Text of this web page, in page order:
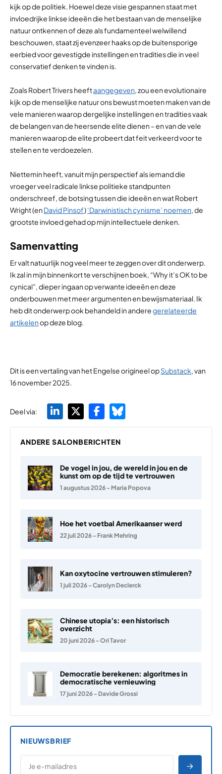
kijk op de politiek. Hoewel deze visie gespannen staat met
invloedrijke linkse ideeën die het bestaan van de menselijke
natuur ontkennen of deze als fundamenteel welwillend
beschouwen, staat zij evenzeer haaks op de buitensporige
eerbied voor gevestigde instellingen en tradities die in veel
conservatief denken te vinden is.
Zoals Robert Trivers heeftaangegeven, zou een evolutionaire
kijk op de menselijke natuur ons bewust moeten maken van de
vele manieren waarop dergelijke instellingen en tradities vaak
de belangen van de heersende elite dienen – en van de vele
manieren waarop de elite probeert dat feit verkeerd voor te
stellen en te verdoezelen.
Niettemin heeft, vanuit mijn perspectief als iemand die
vroeger veel radicale linkse politieke standpunten
onderschreef, de botsing tussen die ideeën en wat Robert
Wright (en David Pinsof)‘Darwinistisch cynisme’ noemen, de
grootste invloed gehad op mijn intellectuele denken.
Samenvatting
Er valt natuurlijk nog veel meer te zeggen over dit onderwerp.
Ik zal in mijn binnenkort te verschijnen boek, “Why it’s OK to be
cynical”, dieper ingaan op verwante ideeën en deze
onderbouwen met meer argumenten en bewijsmateriaal. Ik
heb dit onderwerp ook behandeld in anderegerelateerde
artikelenop deze blog.
Dit is een vertaling van het Engelse origineel opSubstack, van
16 november 2025.
Deel via:
ANDERE SALONBERICHTEN
De vogel in jou, de wereld in jou en de
kunst om op de tijd te vertrouwen
1 augustus 2026 - Maria Popova
Hoe het voetbal Amerikaanser werd
22 juli 2026 - Frank Mehring
Kan oxytocine vertrouwen stimuleren?
1 juli 2026 - Carolyn Declerck
Chinese utopia’s: een historisch
overzicht
20 juni 2026 - Ori Tavor
Democratie berekenen: algoritmes in
democratische vernieuwing
17 juni 2026 - Davide Grossi
NIEUWSBRIEF
E-MAILADRES
*